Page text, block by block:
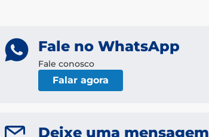
Fale no WhatsApp
Fale conosco
Falar agora
Deixe uma mensagem